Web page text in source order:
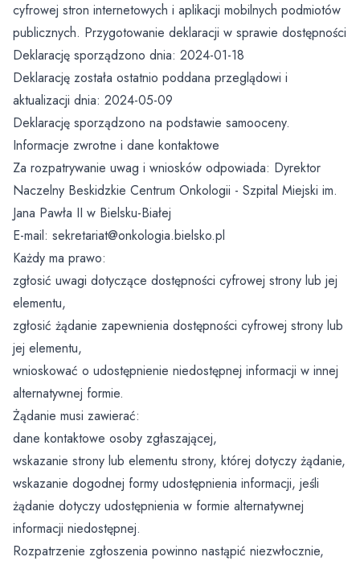
Raport o stanie zapewniania dostępności podmiotu
publicznego
Prawo Atomowe
Brakowanie dokumentacji medycznej
Agresja słowna
Świadczenia dla obywateli Ukrainy przebywających w
Polsce
Parking
Blok Operacyjny
Oddział Kardiologii i Kardioonkologii
Oddział Ginekologiczno – Położniczy i Ginekologii
Onkologicznej
Oddział Noworodkowy
Oddział Medycyny Paliatywnej
Oddział Gastroenterologiczny z Pododziałem
Chorób Wewnętrznych
Oddział Dzienny Kliniki Onkologii
Klinika Onkologii
Leczenie i diagnostyka tarczycy
Dokumenty do pobrania
Colon Cancer Unit
Koordynatorzy Leczenia Onkologicznego
Radioterapia
Zakład Radioterapii
Pracownia Brachyterapii
Zakład Fizyki Medycznej
Pracownie
Opieka Paliatywna i Długoterminowa
Zakład Pielęgnacyjno – Opiekuńczy
Opieka Paliatywna (Oddział Medycyny Paliatywnej,
Poradnia Medycyny Paliatywnej, Zespół Domowej
Opieki Paliatywnej)
Profilaktyka
Regularne badania
Pomoc medyczna w godzinach wieczornych, w
weekendy i święta
Portal Dieta NFZ
Program Wsparcia Psychologicznego Kadry
Medycznej
Nie kłaniaj się bólowi
Fizjoterapia Ambulatoryjna
Laboratorium Analityczne
Centralna Sterylizatornia
Zespół Kontroli Zakażeń Szpitalnych
Przewodnik
Psycholodzy
Opieka Duszpasterska
Żywienie dla zdrowia
cyfrowej stron internetowych i aplikacji mobilnych podmiotów
publicznych. Przygotowanie deklaracji w sprawie dostępności
Deklarację sporządzono dnia: 2024-01-18
Deklarację została ostatnio poddana przeglądowi i
aktualizacji dnia: 2024-05-09
Deklarację sporządzono na podstawie samooceny.
Informacje zwrotne i dane kontaktowe
Za rozpatrywanie uwag i wniosków odpowiada: Dyrektor
Naczelny Beskidzkie Centrum Onkologii - Szpital Miejski im.
Jana Pawła II w Bielsku-Białej
E-mail: sekretariat@onkologia.bielsko.pl
Każdy ma prawo:
zgłosić uwagi dotyczące dostępności cyfrowej strony lub jej
elementu,
zgłosić żądanie zapewnienia dostępności cyfrowej strony lub
jej elementu,
wnioskować o udostępnienie niedostępnej informacji w innej
alternatywnej formie.
Żądanie musi zawierać:
dane kontaktowe osoby zgłaszającej,
wskazanie strony lub elementu strony, której dotyczy żądanie,
wskazanie dogodnej formy udostępnienia informacji, jeśli
żądanie dotyczy udostępnienia w formie alternatywnej
informacji niedostępnej.
Rozpatrzenie zgłoszenia powinno nastąpić niezwłocznie,